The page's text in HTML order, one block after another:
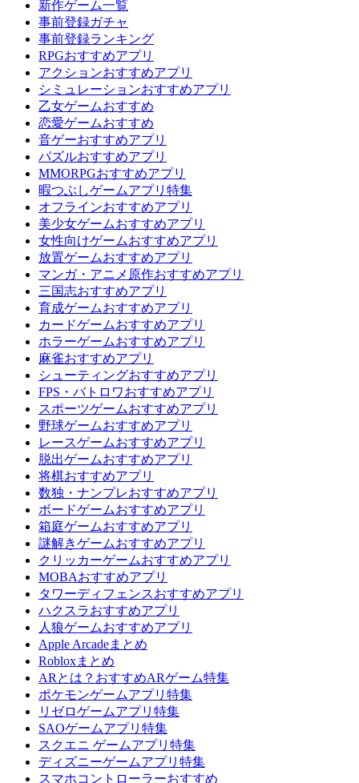
新作ゲーム一覧
事前登録ガチャ
事前登録ランキング
RPGおすすめアプリ
アクションおすすめアプリ
シミュレーションおすすめアプリ
乙女ゲームおすすめ
恋愛ゲームおすすめ
音ゲーおすすめアプリ
パズルおすすめアプリ
MMORPGおすすめアプリ
暇つぶしゲームアプリ特集
オフラインおすすめアプリ
美少女ゲームおすすめアプリ
女性向けゲームおすすめアプリ
放置ゲームおすすめアプリ
マンガ・アニメ原作おすすめアプリ
三国志おすすめアプリ
育成ゲームおすすめアプリ
カードゲームおすすめアプリ
ホラーゲームおすすめアプリ
麻雀おすすめアプリ
シューティングおすすめアプリ
FPS・バトロワおすすめアプリ
スポーツゲームおすすめアプリ
野球ゲームおすすめアプリ
レースゲームおすすめアプリ
脱出ゲームおすすめアプリ
将棋おすすめアプリ
数独・ナンプレおすすめアプリ
ボードゲームおすすめアプリ
箱庭ゲームおすすめアプリ
謎解きゲームおすすめアプリ
クリッカーゲームおすすめアプリ
MOBAおすすめアプリ
タワーディフェンスおすすめアプリ
ハクスラおすすめアプリ
人狼ゲームおすすめアプリ
Apple Arcadeまとめ
Robloxまとめ
ARとは？おすすめARゲーム特集
ポケモンゲームアプリ特集
リゼロゲームアプリ特集
SAOゲームアプリ特集
スクエニ ゲームアプリ特集
ディズニーゲームアプリ特集
スマホコントローラーおすすめ